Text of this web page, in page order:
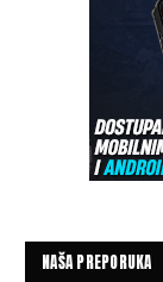
NAŠA PREPORUKA